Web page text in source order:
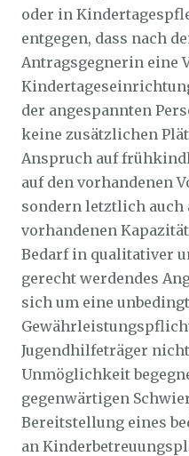
oder in
entgegen, dass nach
Antragsgegnerin eine
der angespannten
keine zusätzlichen
Anspruch auf
auf den vorhandenen
sondern letztlich auch
vorhandenen
Bedarf in qualitativer
gerecht werdendes
sich um eine
Jugendhilfeträger
Unmöglichkeit
gegenwärtigen
Bereitstellung eines
an